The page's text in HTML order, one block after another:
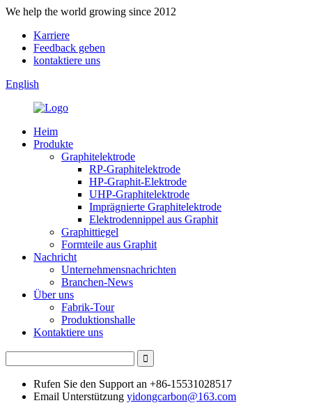
We help the world growing since 2012
Karriere
Feedback geben
kontaktiere uns
English
Heim
Produkte
Graphitelektrode
RP-Graphitelektrode
HP-Graphit-Elektrode
UHP-Graphitelektrode
Imprägnierte Graphitelektrode
Elektrodennippel aus Graphit
Graphittiegel
Formteile aus Graphit
Nachricht
Unternehmensnachrichten
Branchen-News
Über uns
Fabrik-Tour
Produktionshalle
Kontaktiere uns
Rufen Sie den Support an +86-15531028517
Email Unterstützung yidongcarbon@163.com